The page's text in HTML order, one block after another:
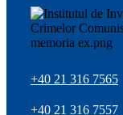
+40 21 316 7565
+40 21 316 7557